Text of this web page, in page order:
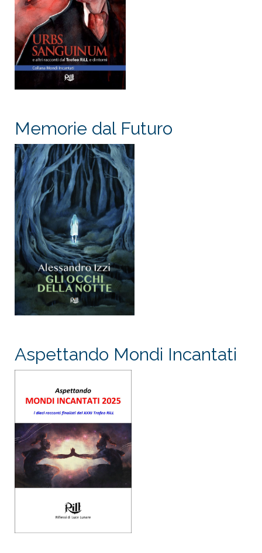
Memorie dal Futuro
Aspettando Mondi Incantati